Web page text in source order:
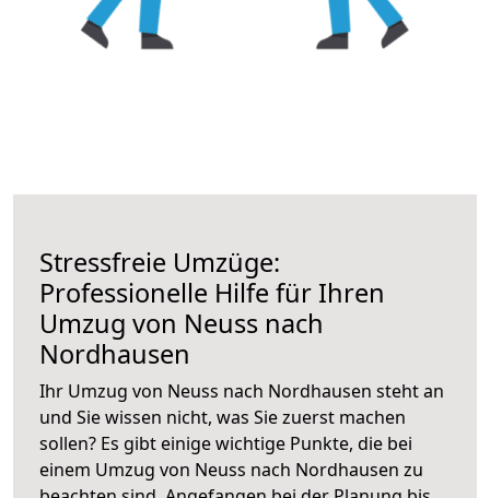
Stressfreie Umzüge:
Professionelle Hilfe für Ihren
Umzug von Neuss nach
Nordhausen
Ihr Umzug von Neuss nach Nordhausen steht an
und Sie wissen nicht, was Sie zuerst machen
sollen? Es gibt einige wichtige Punkte, die bei
einem Umzug von Neuss nach Nordhausen zu